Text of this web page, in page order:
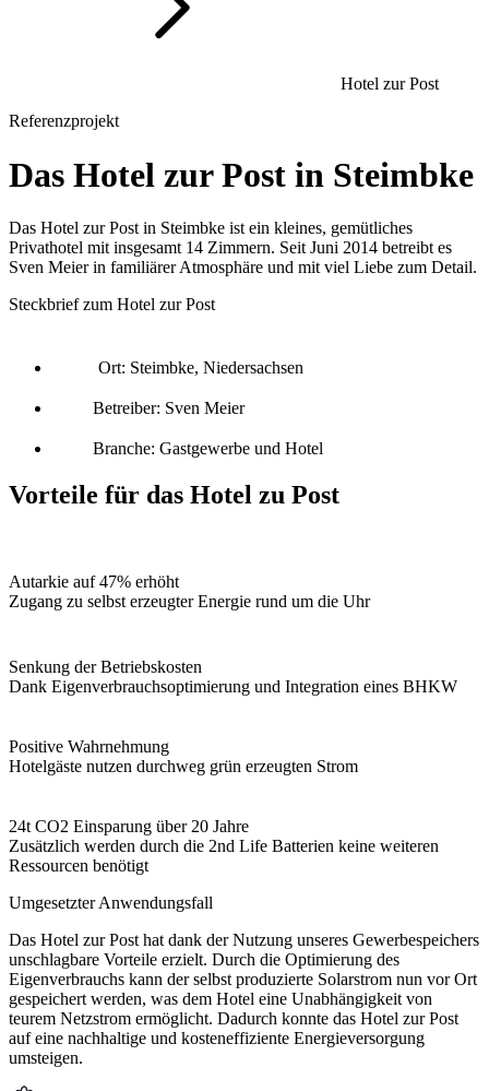
Hotel zur Post
Referenzprojekt
Das Hotel zur Post in Steimbke
Das Hotel zur Post in Steimbke ist ein kleines, gemütliches
Privathotel mit insgesamt 14 Zimmern. Seit Juni 2014 betreibt es
Sven Meier in familiärer Atmosphäre und mit viel Liebe zum Detail.
Steckbrief zum Hotel zur Post
Ort: Steimbke, Niedersachsen
Betreiber: Sven Meier
Branche: Gastgewerbe und Hotel
Vorteile für das Hotel zu Post
Autarkie auf 47% erhöht
Zugang zu selbst erzeugter Energie rund um die Uhr
Senkung der Betriebskosten
Dank Eigenverbrauchsoptimierung und Integration eines BHKW
Positive Wahrnehmung
Hotelgäste nutzen durchweg grün erzeugten Strom
24t CO2 Einsparung über 20 Jahre
Zusätzlich werden durch die 2nd Life Batterien keine weiteren
Ressourcen benötigt
Umgesetzter Anwendungsfall
Das Hotel zur Post hat dank der Nutzung unseres Gewerbespeichers
unschlagbare Vorteile erzielt. Durch die Optimierung des
Eigenverbrauchs kann der selbst produzierte Solarstrom nun vor Ort
gespeichert werden, was dem Hotel eine Unabhängigkeit von
teurem Netzstrom ermöglicht. Dadurch konnte das Hotel zur Post
auf eine nachhaltige und kosteneffiziente Energieversorgung
umsteigen.